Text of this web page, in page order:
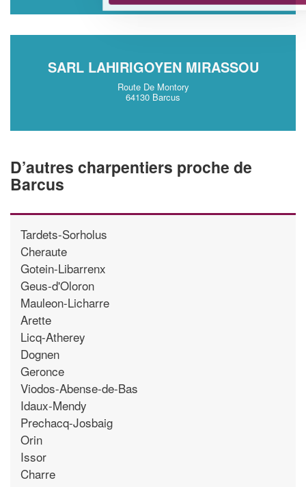
SARL LAHIRIGOYEN MIRASSOU
Route De Montory
64130 Barcus
D’autres charpentiers proche de
Barcus
Tardets-Sorholus
Cheraute
Gotein-Libarrenx
Geus-d'Oloron
Mauleon-Licharre
Arette
Licq-Atherey
Dognen
Geronce
Viodos-Abense-de-Bas
Idaux-Mendy
Prechacq-Josbaig
Orin
Issor
Charre